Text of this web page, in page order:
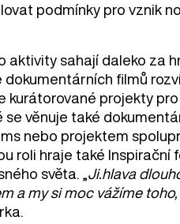
podmínky pro vznik
aktivity sahají daleko za
filmů
kurátorované projekty
věnuje také
nebo projektem
roli hraje také
světa. „ Ji.hlava
a my si moc vážíme